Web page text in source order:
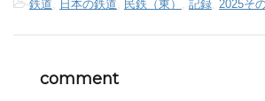
-鉄道 日本の鉄道 民鉄（東） 記録 2025そ
comment